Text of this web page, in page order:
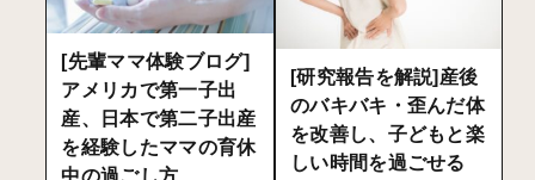
[先輩ママ体験ブログ]
アメリカで第一子出
産、日本で第二子出産
を経験したママの育休
[研究報告を解説]産後
のバキバキ・歪んだ体
を改善し、子どもと楽
しい時間を過ごせる